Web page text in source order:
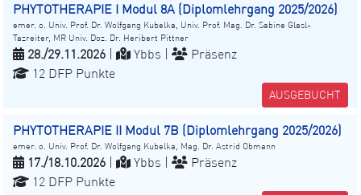
PHYTOTHERAPIE I Modul 8A (Diplomlehrgang 2025/2026)
emer. o. Univ. Prof. Dr. Wolfgang Kubelka, Univ. Prof. Mag. Dr. Sabine Glasl-
Tazreiter, MR Univ. Doz. Dr. Heribert Pittner
28./29.11.2026 Ybbs |
Präsenz
12 DFP Punkte
AUSGEBUCHT
PHYTOTHERAPIE II Modul 7B (Diplomlehrgang 2025/2026)
emer. o. Univ. Prof. Dr. Wolfgang Kubelka, Mag. Dr. Astrid Obmann
17./18.10.2026 Ybbs |
Präsenz
12 DFP Punkte